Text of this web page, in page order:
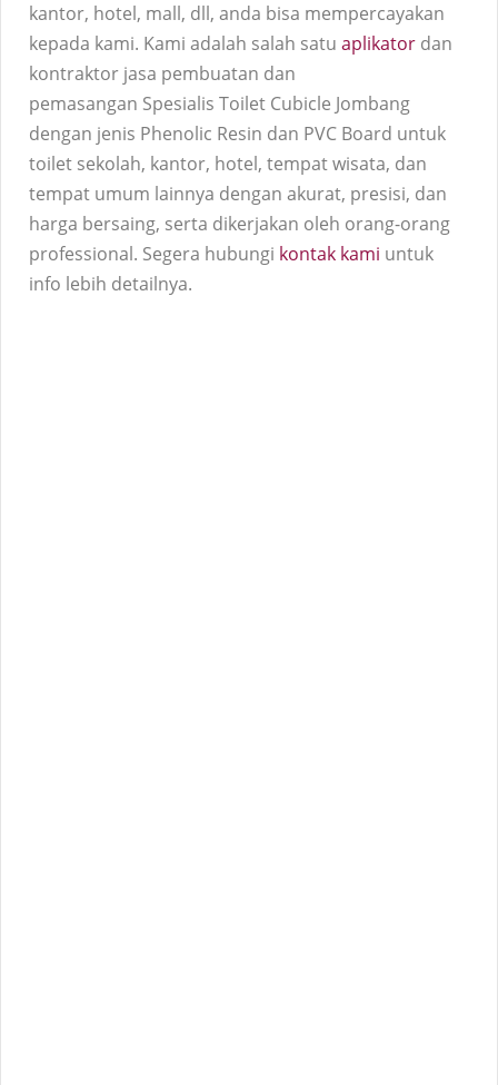
kantor, hotel, mall, dll, anda bisa mempercayakan
kepada kami. Kami adalah salah satu aplikator dan
kontraktor jasa pembuatan dan
pemasangan Spesialis Toilet Cubicle Jombang
dengan jenis Phenolic Resin dan PVC Board untuk
toilet sekolah, kantor, hotel, tempat wisata, dan
tempat umum lainnya dengan akurat, presisi, dan
harga bersaing, serta dikerjakan oleh orang-orang
professional. Segera hubungi kontak kami untuk
info lebih detailnya.